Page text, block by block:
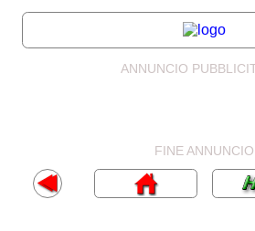
ANNUNCIO
FINE ANNUNCIO